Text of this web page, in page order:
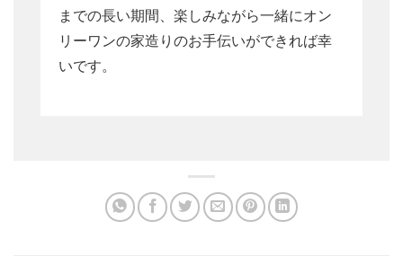
までの長い期間、楽しみながら一緒にオン
リーワンの家造りのお手伝いができれば幸
いです。